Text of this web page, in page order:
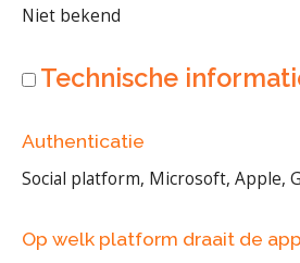
Niet bekend
Technische
Authenticatie
Social platform, Microsoft, Apple,
Op welk platform draait de